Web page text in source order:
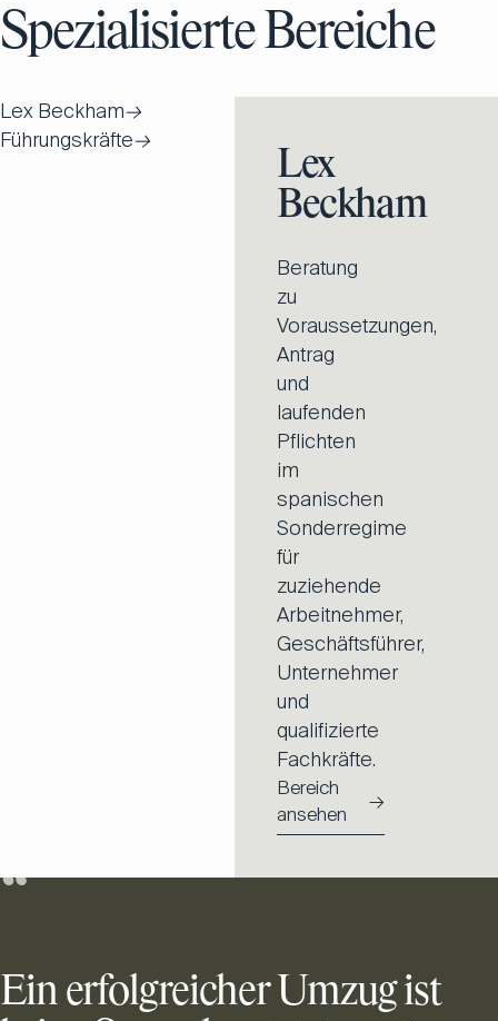
Spezialisierte Bereiche
Lex Beckham→
Führungskräfte→
Lex
Beckham
Beratung
zu
Voraussetzungen,
Antrag
und
laufenden
Pflichten
im
spanischen
Sonderregime
für
zuziehende
Arbeitnehmer,
Geschäftsführer,
Unternehmer
und
qualifizierte
Fachkräfte.
Bereich
ansehen
→
“
Ein erfolgreicher Umzug ist